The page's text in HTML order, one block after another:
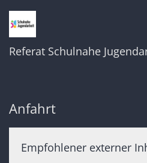
Referat Schulnahe
Anfahrt
Empfohlener externer